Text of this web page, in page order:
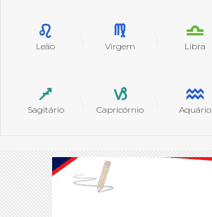
Leão Virgem Libra
Sagitário Capricórnio Aquário